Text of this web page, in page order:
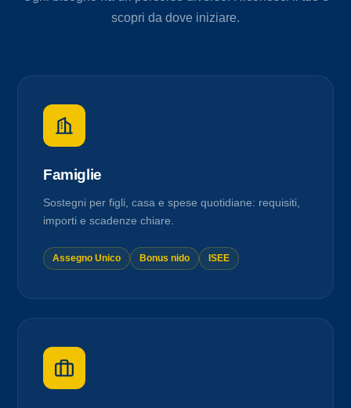
scopri da dove iniziare.
Famiglie
Sostegni per figli, casa e spese quotidiane: requisiti,
importi e scadenze chiare.
Assegno Unico Bonus nido ISEE